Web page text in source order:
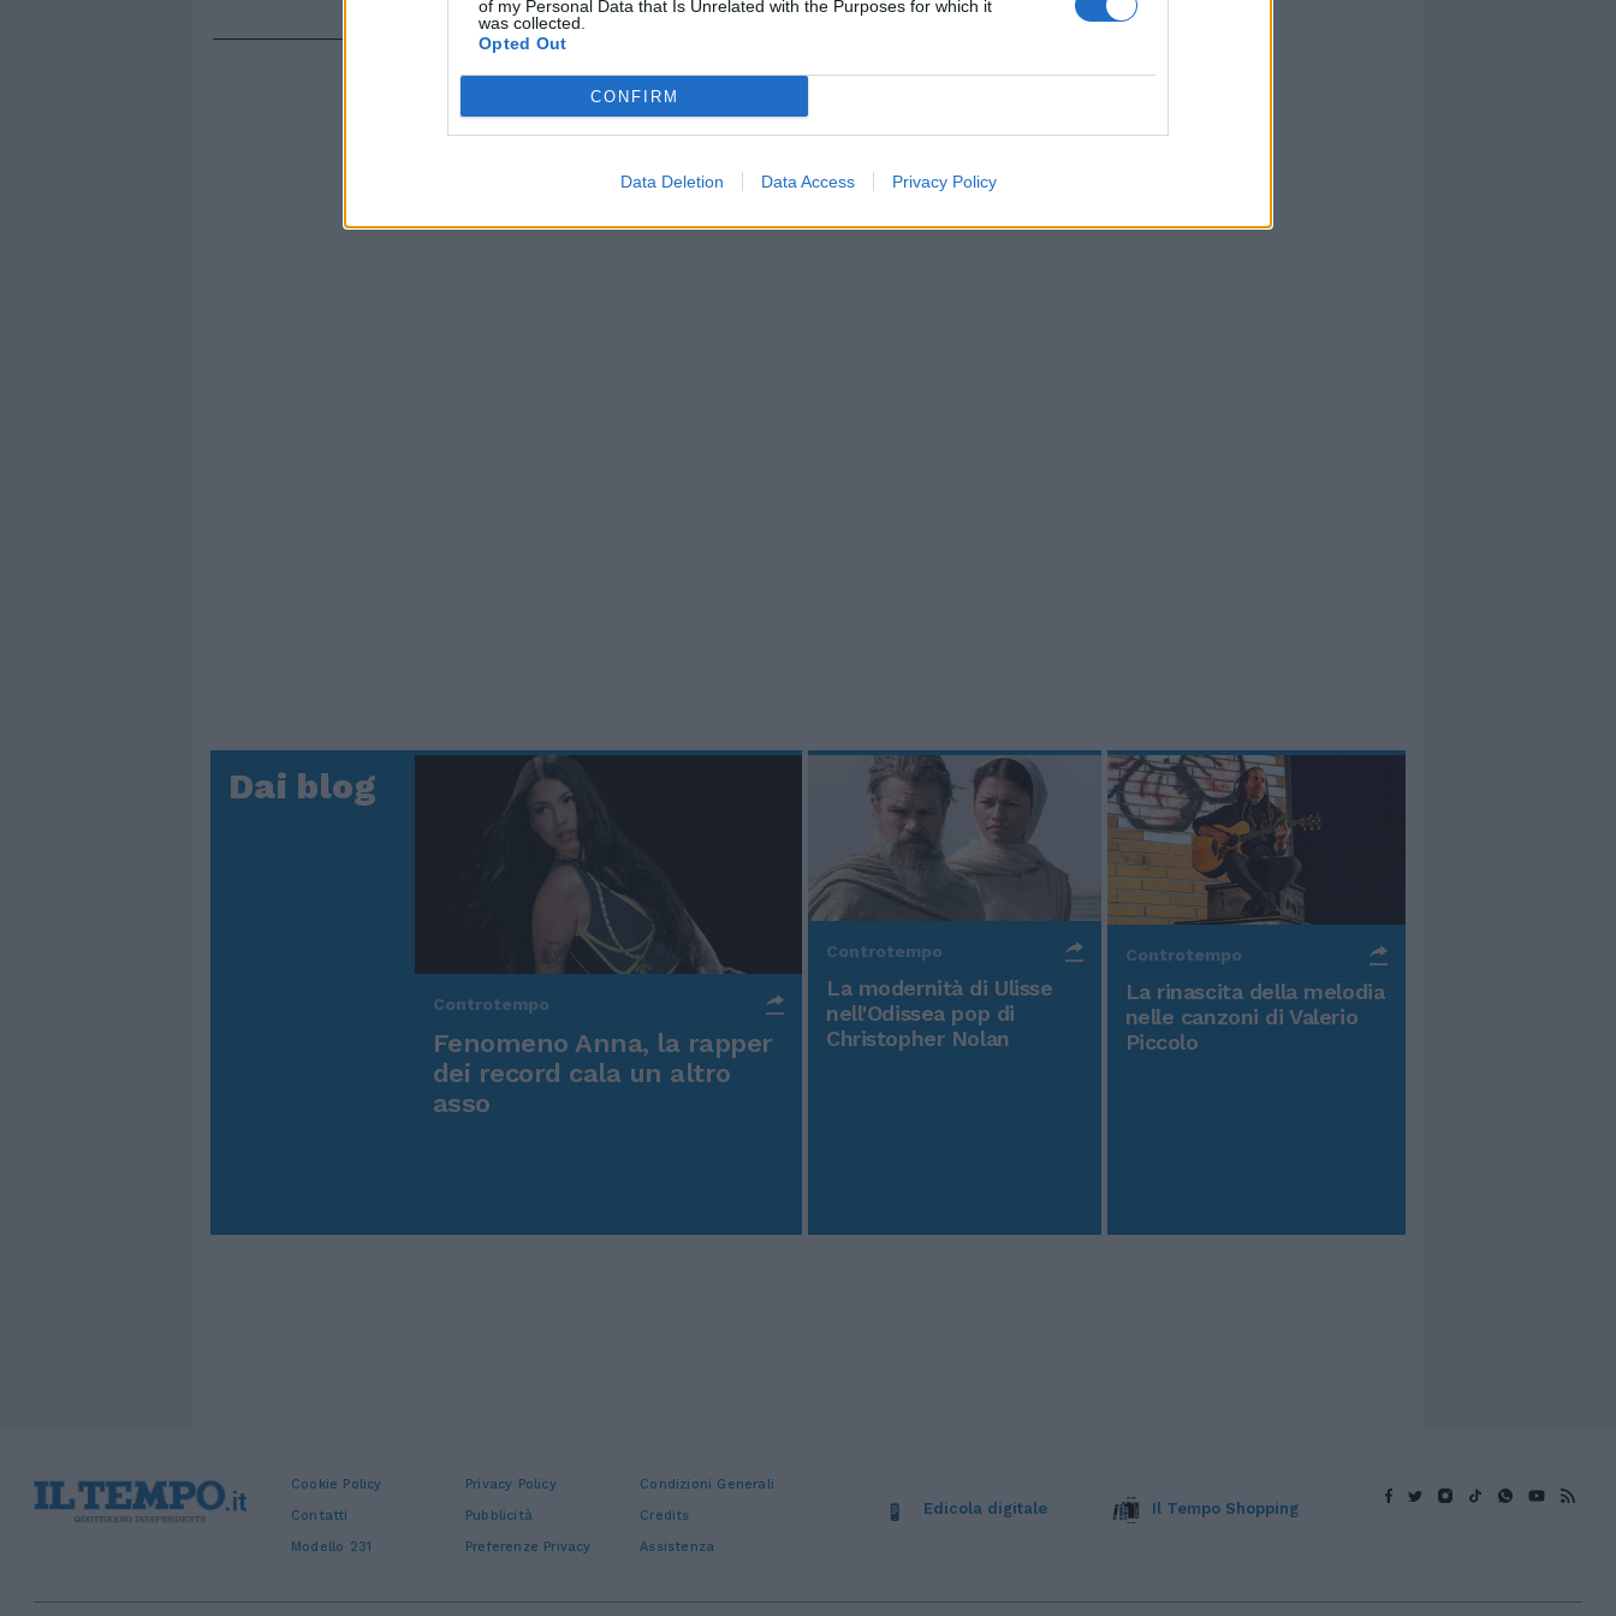
of my Personal Data that Is Unrelated with the Purposes for which it
was collected.
Opted Out
CONFIRM
Data Deletion Data Access Privacy Policy
Dai blog
Controtempo
Fenomeno Anna, la rapper
dei record cala un altro
asso
Controtempo
La modernità di Ulisse
nell'Odissea pop di
Christopher Nolan
Controtempo
La rinascita della melodia
nelle canzoni di Valerio
Piccolo
Cookie Policy Privacy Policy
Condizioni Generali
Contatti
Pubblicità
Credits
Modello 231
Preferenze Privacy Assistenza
Edicola digitale Il Tempo Shopping